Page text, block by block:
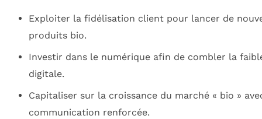
Exploiter la fidélisation client pour lancer de
produits bio.
Investir dans le numérique afin de combler la
digitale.
Capitaliser sur la croissance du marché « bio »
communication renforcée.